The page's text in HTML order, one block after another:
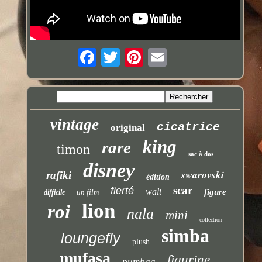
vintage original cicatrice
timon rare king sac à dos
rafiki disney édition swarovski
difficile un film fierté walt scar figure
roi lion nala mini collection
loungefly plush simba
mufasa